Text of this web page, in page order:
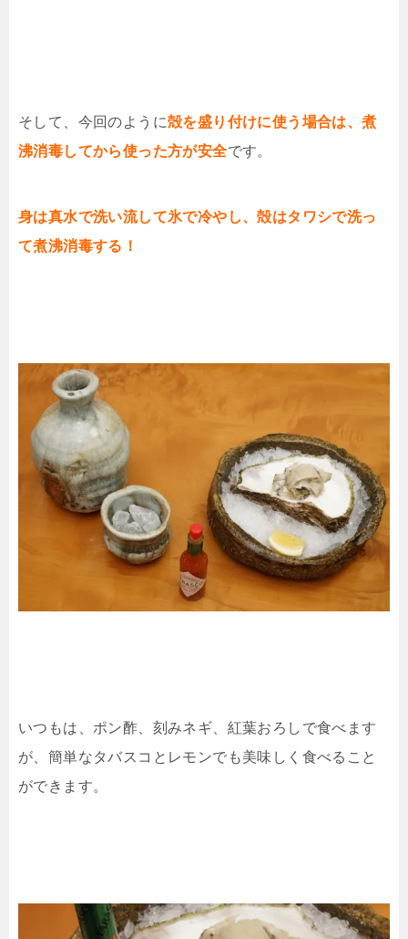
そして、今回のように殻を盛り付けに使う場合は、煮
沸消毒してから使った方が安全です。
身は真水で洗い流して氷で冷やし、殻はタワシで洗っ
て煮沸消毒する！
いつもは、ポン酢、刻みネギ、紅葉おろしで食べます
が、簡単なタバスコとレモンでも美味しく食べること
ができます。